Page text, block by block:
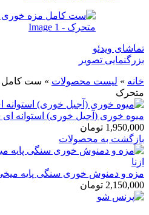
تماشای ویدئو
بزرگنمایی تصویر
خانه » لیست محصولات » ست کامل
متحرک
میوه خوری (آجیل خوری) استوانه ای
1,950,000 تومان
بازگشت به محصولات
مزه و دمنوش خوری سنگی پایه
2,150,000 تومان